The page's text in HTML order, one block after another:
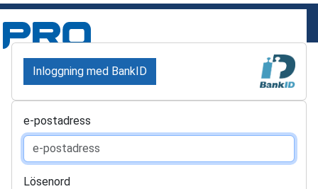
Inloggning med BankID
e-postadress
Lösenord